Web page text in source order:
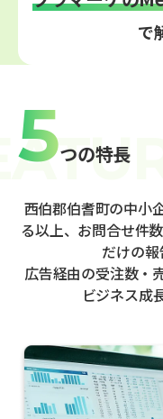
で
5つの特長
西伯郡伯耆町の中小
る以上、お問合せ件
だけの報
広告経由の受注数・
ビジネス成